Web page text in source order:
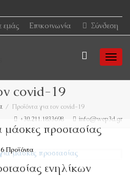
εμάς Επικοινωνία Σύνδεση
covid-19
Προϊόντα για τον covid-19
+30.211.1833698
info@wep3d.gr
μάσκες προστασίας
Προϊόντα
ενηλίκων